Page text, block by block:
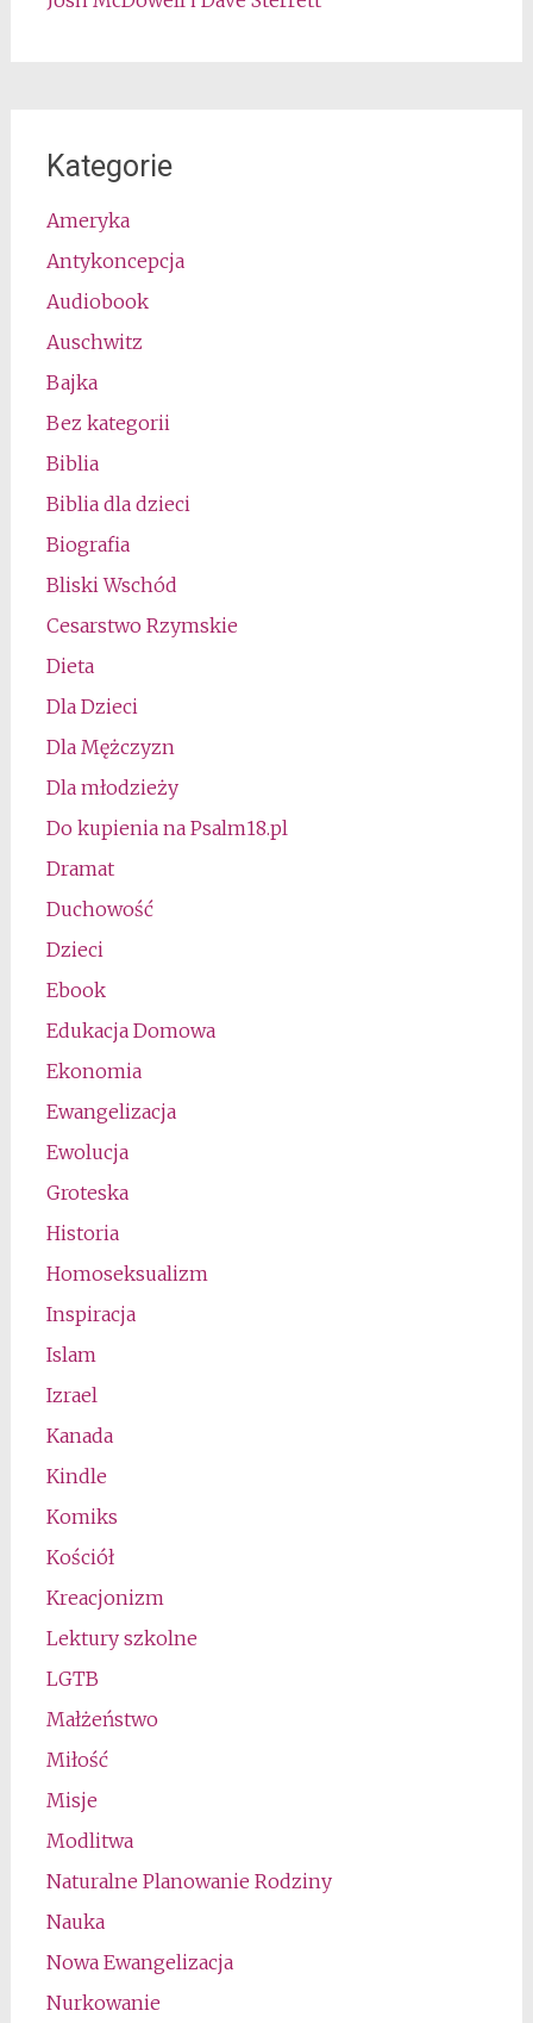
Kategorie
Ameryka
Antykoncepcja
Audiobook
Auschwitz
Bajka
Bez kategorii
Biblia
Biblia dla dzieci
Biografia
Bliski Wschód
Cesarstwo Rzymskie
Dieta
Dla Dzieci
Dla Mężczyzn
Dla młodzieży
Do kupienia na Psalm18.pl
Dramat
Duchowość
Dzieci
Ebook
Edukacja Domowa
Ekonomia
Ewangelizacja
Ewolucja
Groteska
Historia
Homoseksualizm
Inspiracja
Islam
Izrael
Kanada
Kindle
Komiks
Kościół
Kreacjonizm
Lektury szkolne
LGTB
Małżeństwo
Miłość
Misje
Modlitwa
Naturalne Planowanie Rodziny
Nauka
Nowa Ewangelizacja
Nurkowanie